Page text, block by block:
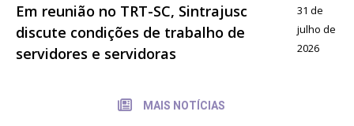
Em reunião no TRT-SC, Sintrajusc
discute condições de trabalho de
servidores e servidoras
31 de
julho de
2026
MAIS NOTÍCIAS